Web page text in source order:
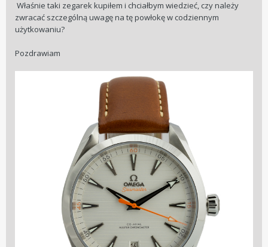
Właśnie taki zegarek kupiłem i chciałbym wiedzieć, czy należy
zwracać szczególną uwagę na tę powłokę w codziennym
użytkowaniu?
Pozdrawiam